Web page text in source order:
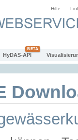
Hilfe
HyDAS-API